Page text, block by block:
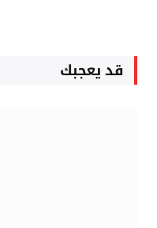
قد يعجبك